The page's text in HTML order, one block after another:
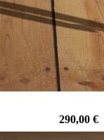
290,00 €